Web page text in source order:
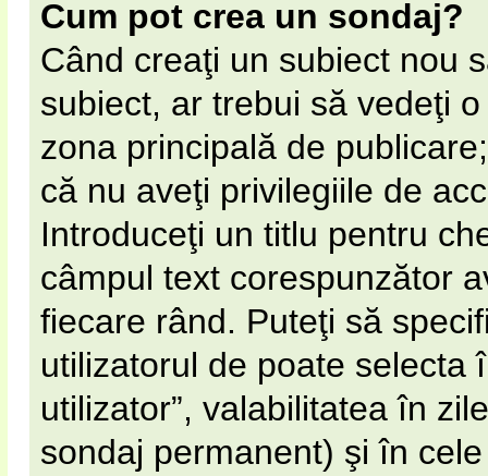
Cum pot crea un sondaj?
Când creaţi un subiect nou
subiect, ar trebui să vedeţi
zona principală de
că nu aveţi privilegiile de
Introduceţi un titlu pentru
câmpul text corespunzător
fiecare rând. Puteţi să
utilizatorul de poate selecta
utilizator”, valabilitatea în
sondaj permanent) şi în